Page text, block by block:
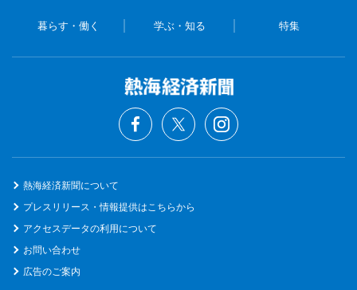
暮らす・働く 学ぶ・知る 特集
熱海経済新聞について
プレスリリース・情報提供はこちらから
アクセスデータの利用について
お問い合わせ
広告のご案内